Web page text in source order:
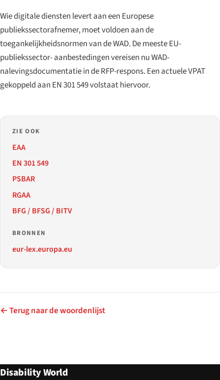
Wie digitale diensten levert aan een Europese
publiekssectorafnemer, moet voldoen aan de
toegankelijkheidsnormen van de WAD. De meeste EU-
publiekssector- aanbestedingen vereisen nu WAD-
nalevingsdocumentatie in de RFP-respons. Een actuele VPAT
gekoppeld aan EN 301 549 volstaat hiervoor.
ZIE OOK
EAA
EN 301 549
PSBAR
RGAA
BFG / BFSG / BITV
BRONNEN
eur-lex.europa.eu
← Terug naar de woordenlijst
Disability World